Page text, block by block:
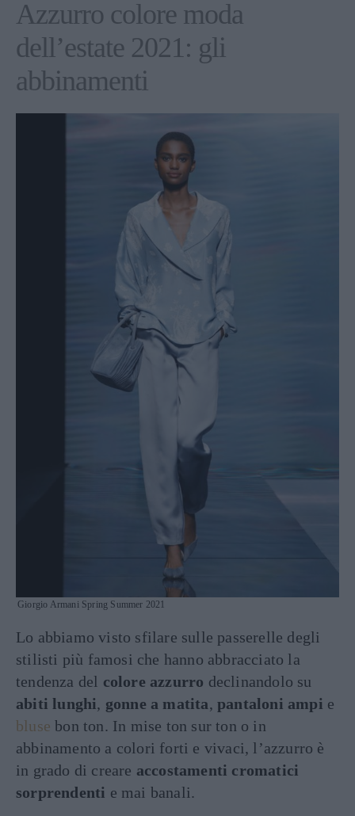
Azzurro colore moda
dell’estate 2021: gli
abbinamenti
Giorgio Armani Spring Summer 2021
Lo abbiamo visto sfilare sulle passerelle degli
stilisti più famosi che hanno abbracciato la
tendenza del colore azzurro declinandolo su
abiti lunghi, gonne a matita,pantaloni ampi e
blusebon ton. In mise ton sur ton o in
abbinamento a colori forti e vivaci, l’azzurro è
in grado di creare accostamenti cromatici
sorprendenti e mai banali.